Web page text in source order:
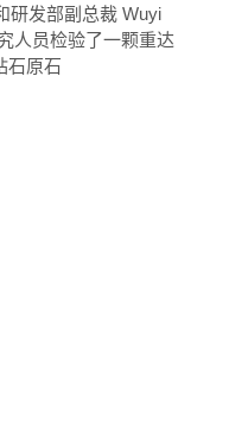
研发部副总裁 Wuyi
人员检验了一颗重达
石原石